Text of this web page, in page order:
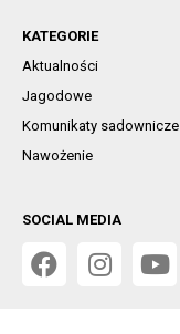
KATEGORIE
Aktualności
Jagodowe
Komunikaty sadownicze
Nawożenie
SOCIAL MEDIA